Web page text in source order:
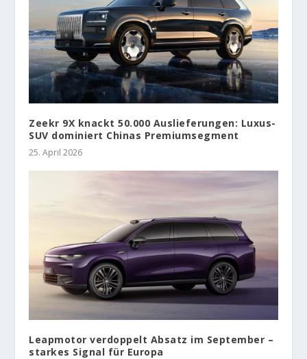
Zeekr 9X knackt 50.000 Auslieferungen: Luxus-
SUV dominiert Chinas Premiumsegment
25. April 2026
Leapmotor verdoppelt Absatz im September –
starkes Signal für Europa